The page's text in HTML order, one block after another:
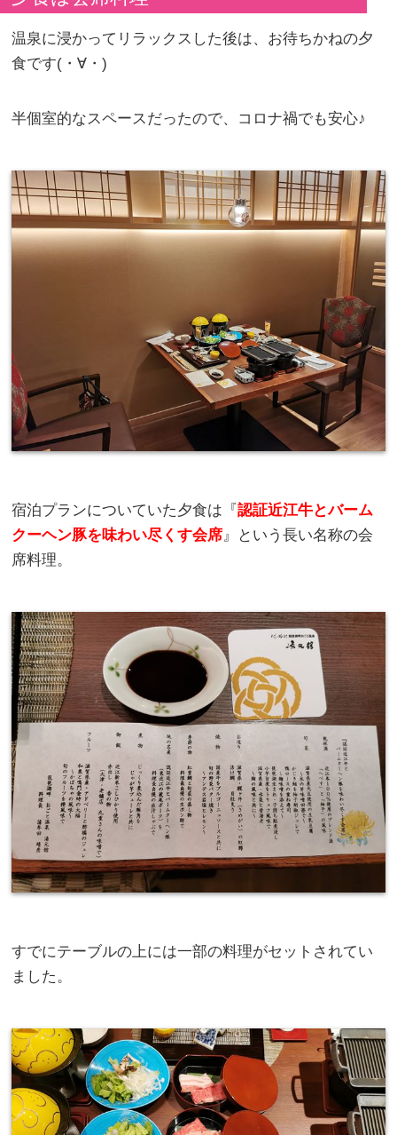
温泉に浸かってリラックスした後は、お待ちかねの夕
食です(・∀・)
半個室的なスペースだったので、コロナ禍でも安心♪
宿泊プランについていた夕食は『認証近江牛とバーム
クーヘン豚を味わい尽くす会席』という長い名称の会
席料理。
すでにテーブルの上には一部の料理がセットされてい
ました。